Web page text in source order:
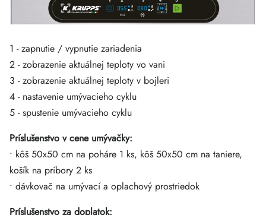
1 - zapnutie / vypnutie zariadenia
2 - zobrazenie aktuálnej teploty vo vani
3 - zobrazenie aktuálnej teploty v bojleri
4 - nastavenie umývacieho cyklu
5 - spustenie umývacieho cyklu
Príslušenstvo v cene umývačky:
• kôš 50x50 cm na poháre 1 ks, kôš 50x50 cm na taniere,
košík na príbory 2 ks
• dávkovač na umývací a oplachový prostriedok
Príslušenstvo za doplatok: